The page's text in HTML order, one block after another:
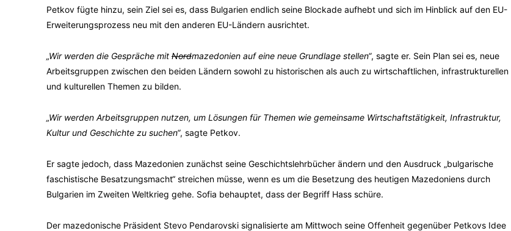
Petkov fügte hinzu, sein Ziel sei es, dass Bulgarien endlich seine Blockade aufhebt und sich im Hinblick auf den EU-
Erweiterungsprozess neu mit den anderen EU-Ländern ausrichtet.
„Wir werden die Gespräche mit Nordmazedonien auf eine neue Grundlage stellen“, sagte er. Sein Plan sei es, neue
Arbeitsgruppen zwischen den beiden Ländern sowohl zu historischen als auch zu wirtschaftlichen, infrastrukturellen
und kulturellen Themen zu bilden.
„Wir werden Arbeitsgruppen nutzen, um Lösungen für Themen wie gemeinsame Wirtschaftstätigkeit, Infrastruktur,
Kultur und Geschichte zu suchen“, sagte Petkov.
Er sagte jedoch, dass Mazedonien zunächst seine Geschichtslehrbücher ändern und den Ausdruck „bulgarische
faschistische Besatzungsmacht“ streichen müsse, wenn es um die Besetzung des heutigen Mazedoniens durch
Bulgarien im Zweiten Weltkrieg gehe. Sofia behauptet, dass der Begriff Hass schüre.
Der mazedonische Präsident Stevo Pendarovski signalisierte am Mittwoch seine Offenheit gegenüber Petkovs Idee